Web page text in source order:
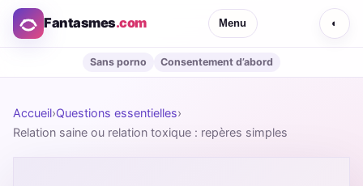
Fantasmes.com Menu ◐
Sans porno Consentement d’abord
Accueil›Questions essentielles›
Relation saine ou relation toxique : repères simples